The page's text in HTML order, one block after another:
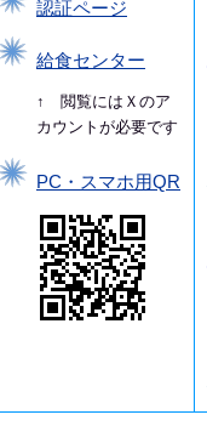
認証ページ
給食センター
↑ 閲覧にはＸのア
カウントが必要です
PC・スマホ用QR